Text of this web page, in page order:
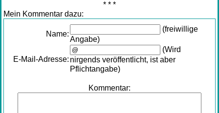
* * *
Mein Kommentar dazu:
Name:
(freiwillige
Angabe)
E-Mail-Adresse:
(Wird
nirgends veröffentlicht, ist aber
Pflichtangabe)
Kommentar: